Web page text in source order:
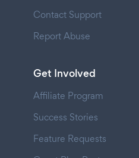
Contact Support
Report Abuse
Get Involved
Affiliate Program
Success Stories
Feature Requests